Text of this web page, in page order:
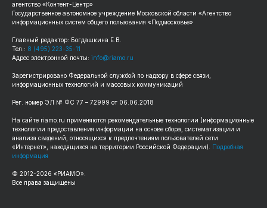
агентство «Контент-Центр»
Государственное автономное учреждение Московской области «Агентство
информационных систем общего пользования «Подмосковье»
Главный редактор: Богдашкина Е.В.
Тел.: 8 (495) 223-35-11
Адрес электронной почты: info@riamo.ru
Зарегистрировано Федеральной службой по надзору в сфере связи,
информационных технологий и массовых коммуникаций
Рег. номер ЭЛ № ФС 77 – 72999 от 06.06.2018
На сайте riamo.ru применяются рекомендательные технологии (информационные
технологии предоставления информации на основе сбора, систематизации и
анализа сведений, относящихся к предпочтениям пользователей сети
«Интернет», находящихся на территории Российской Федерации).
Подробная
информация
© 2012-2026 «РИАМО».
Все права защищены